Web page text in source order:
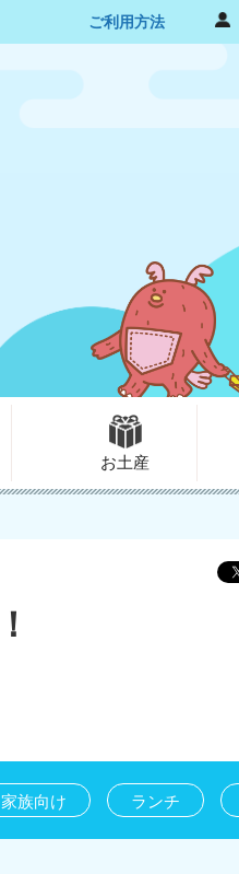
ご利用方法
お土産
家族向け ランチ